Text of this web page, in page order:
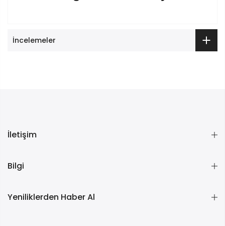
İncelemeler
İletişim
Bilgi
Yeniliklerden Haber Al